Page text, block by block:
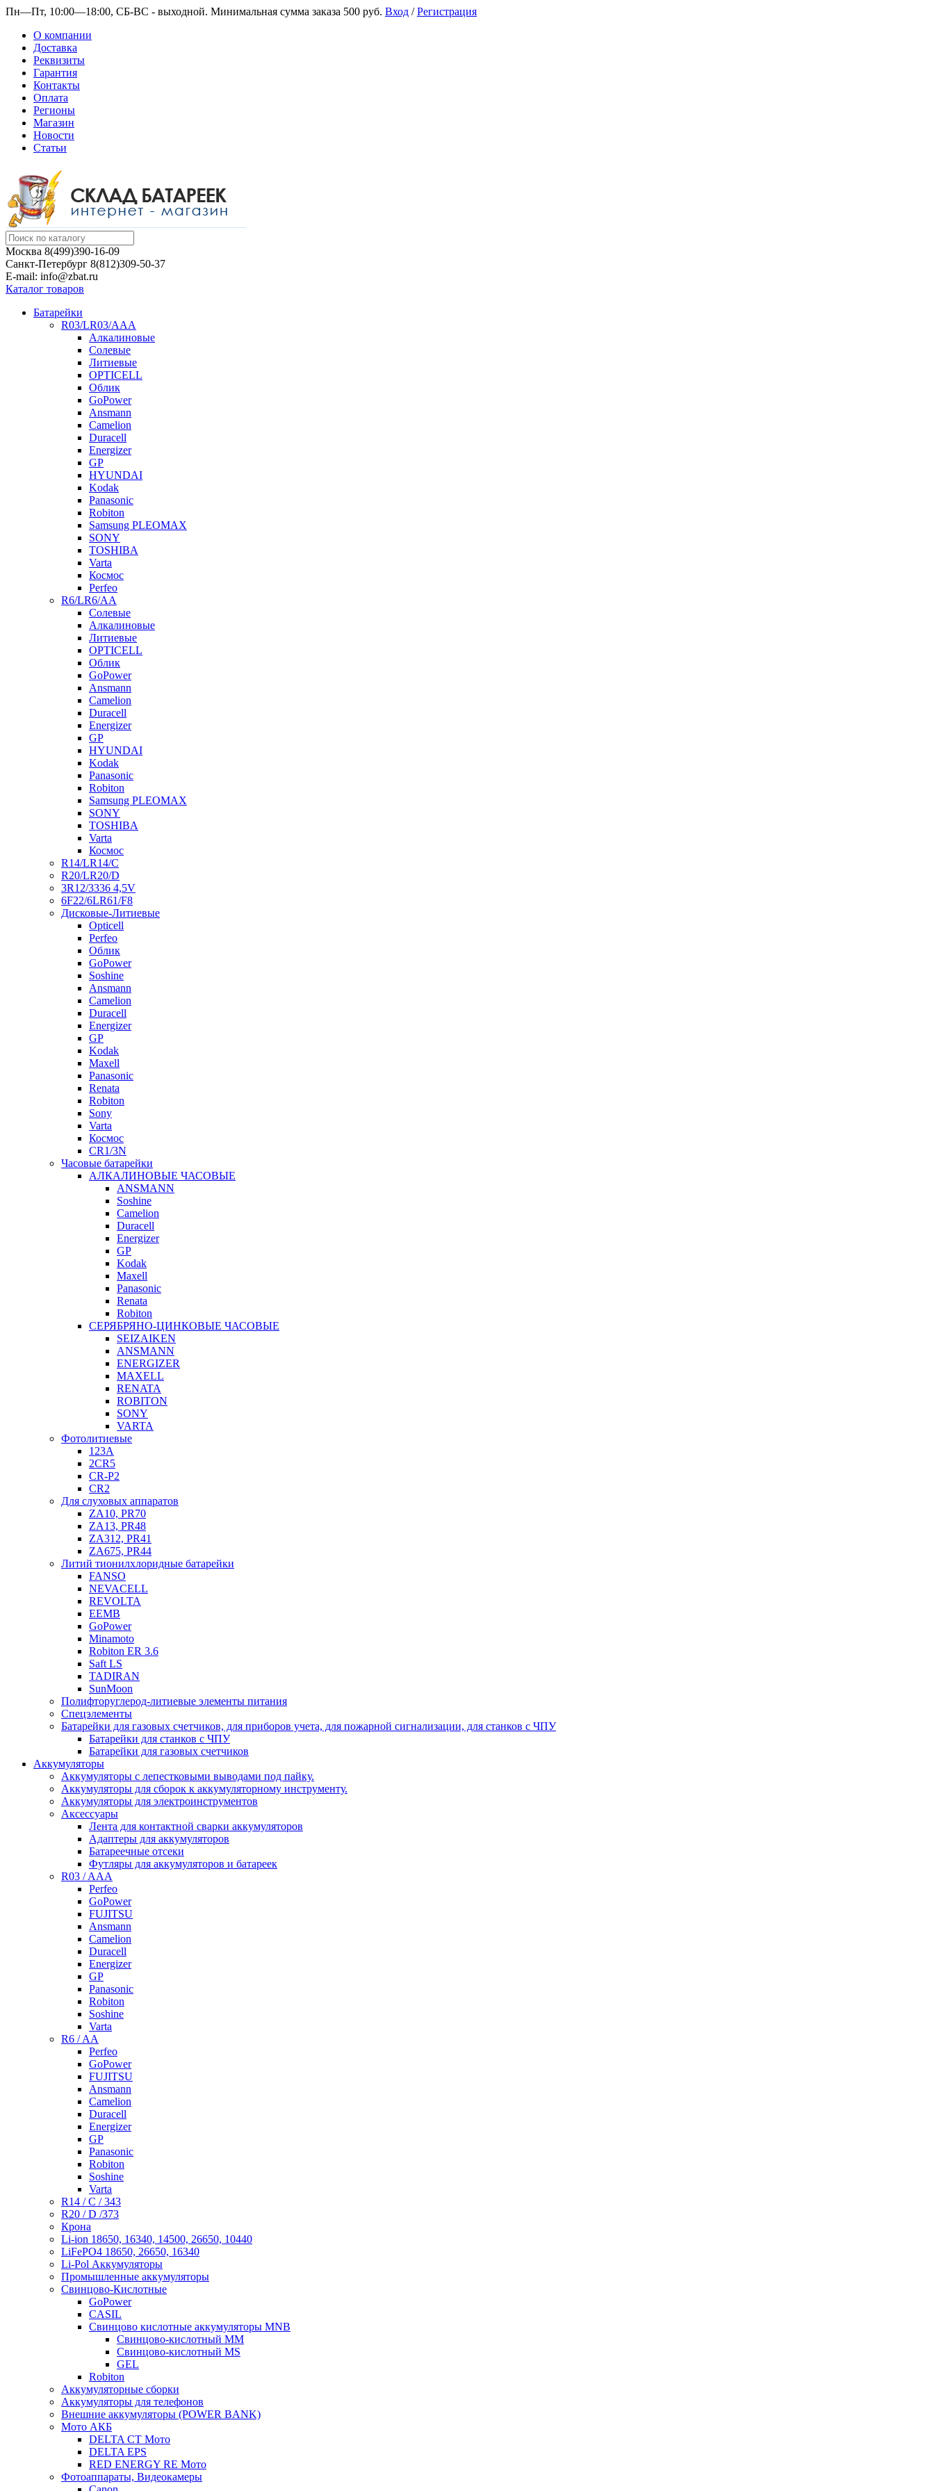
Пн—Пт, 10:00—18:00, СБ-ВС - выходной. Минимальная сумма заказа 500 руб. Вход /Регистрация
О компании
Доставка
Реквизиты
Гарантия
Контакты
Оплата
Регионы
Магазин
Новости
Статьи
Москва 8(499)390-16-09
Санкт-Петербург 8(812)309-50-37
E-mail: info@zbat.ru
Каталог товаров
Батарейки
R03/LR03/AAA
Алкалиновые
Солевые
Литиевые
OPTICELL
Облик
GoPower
Ansmann
Camelion
Duracell
Energizer
GP
HYUNDAI
Kodak
Panasonic
Robiton
Samsung PLEOMAX
SONY
TOSHIBA
Varta
Космос
Perfeo
R6/LR6/AA
Солевые
Алкалиновые
Литиевые
OPTICELL
Облик
GoPower
Ansmann
Camelion
Duracell
Energizer
GP
HYUNDAI
Kodak
Panasonic
Robiton
Samsung PLEOMAX
SONY
TOSHIBA
Varta
Космос
R14/LR14/C
R20/LR20/D
3R12/3336 4,5V
6F22/6LR61/F8
Дисковые-Литиевые
Opticell
Perfeo
Облик
GoPower
Soshine
Ansmann
Camelion
Duracell
Energizer
GP
Kodak
Maxell
Panasonic
Renata
Robiton
Sony
Varta
Космос
CR1/3N
Часовые батарейки
АЛКАЛИНОВЫЕ ЧАСОВЫЕ
ANSMANN
Soshine
Camelion
Duracell
Energizer
GP
Kodak
Maxell
Panasonic
Renata
Robiton
СЕРЯБРЯНО-ЦИНКОВЫЕ ЧАСОВЫЕ
SEIZAIKEN
ANSMANN
ENERGIZER
MAXELL
RENATA
ROBITON
SONY
VARTA
Фотолитиевые
123A
2CR5
CR-P2
CR2
Для слуховых аппаратов
ZA10, PR70
ZA13, PR48
ZA312, PR41
ZA675, PR44
Литий тионилхлоридные батарейки
FANSO
NEVACELL
REVOLTA
EEMB
GoPower
Minamoto
Robiton ER 3.6
Saft LS
TADIRAN
SunMoon
Полифторуглерод-литиевые элементы питания
Спецэлементы
Батарейки для газовых счетчиков, для приборов учета, для пожарной сигнализации, для станков с ЧПУ
Батарейки для станков с ЧПУ
Батарейки для газовых счетчиков
Аккумуляторы
Аккумуляторы с лепестковыми выводами под пайку.
Аккумуляторы для сборок к аккумуляторному инструменту.
Аккумуляторы для электроинструментов
Аксессуары
Лента для контактной сварки аккумуляторов
Адаптеры для аккумуляторов
Батареечные отсеки
Футляры для аккумуляторов и батареек
R03 / AAA
Perfeo
GoPower
FUJITSU
Ansmann
Camelion
Duracell
Energizer
GP
Panasonic
Robiton
Soshine
Varta
R6 / AA
Perfeo
GoPower
FUJITSU
Ansmann
Camelion
Duracell
Energizer
GP
Panasonic
Robiton
Soshine
Varta
R14 / C / 343
R20 / D /373
Крона
Li-ion 18650, 16340, 14500, 26650, 10440
LiFePO4 18650, 26650, 16340
Li-Pol Аккумуляторы
Промышленные аккумуляторы
Свинцово-Кислотные
GoPower
CASIL
Свинцово кислотные аккумуляторы MNB
Cвинцово-кислотный MM
Cвинцово-кислотный MS
GEL
Robiton
Аккумуляторные сборки
Аккумуляторы для телефонов
Внешние аккумуляторы (POWER BANK)
Мото АКБ
DELTA CT Мото
DELTA EPS
RED ENERGY RE Мото
Фотоаппараты, Видеокамеры